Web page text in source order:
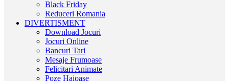
Black Friday
Reduceri Romania
DIVERTISMENT
Download Jocuri
Jocuri Online
Bancuri Tari
Mesaje Frumoase
Felicitari Animate
Poze Haioase